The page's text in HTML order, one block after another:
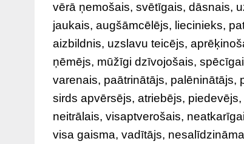
vērā ņemošais, svētīgais, dāsnais,
jaukais, augšāmcēlējs, liecinieks,
aizbildnis, uzslavu teicējs,
ņēmējs, mūžīgi dzīvojošais,
varenais, paātrinātājs, palēninātājs,
sirds apvērsējs, atriebējs,
neitrālais, visaptverošais,
visa gaisma, vadītājs,